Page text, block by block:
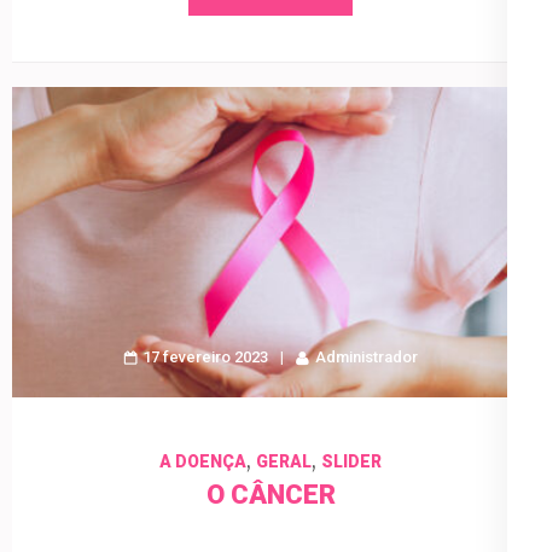
17 fevereiro 2023 Administrador
A DOENÇA, GERAL, SLIDER
O CÂNCER